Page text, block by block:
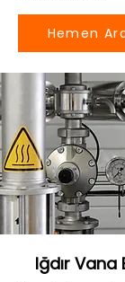
Hemen
Iğdır Vana